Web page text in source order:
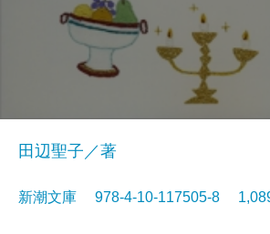
田辺聖子／著
新潮文庫 978-4-10-117505-8